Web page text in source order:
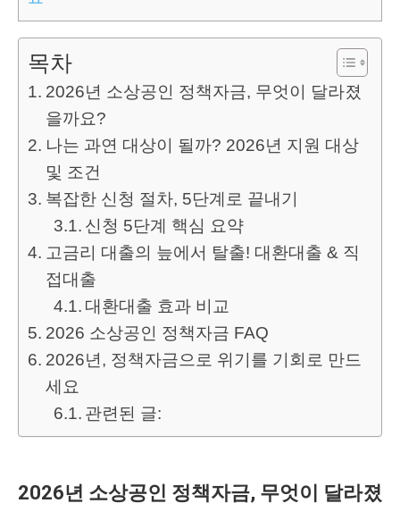
목차
2026년 소상공인 정책자금, 무엇이 달라졌
을까요?
나는 과연 대상이 될까? 2026년 지원 대상
및 조건
복잡한 신청 절차, 5단계로 끝내기
신청 5단계 핵심 요약
고금리 대출의 늪에서 탈출! 대환대출 & 직
접대출
대환대출 효과 비교
2026 소상공인 정책자금 FAQ
2026년, 정책자금으로 위기를 기회로 만드
세요
관련된 글:
2026년 소상공인 정책자금, 무엇이 달라졌